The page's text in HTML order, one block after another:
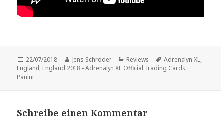
Veröffentlicht
am
22/07/2018 Autor
Jens Schröder Kategorien
Reviews Schlagwörter
Adrenalyn XL,
England, England 2018 - Adrenalyn XL Official Trading Cards,
Panini
Schreibe einen Kommentar